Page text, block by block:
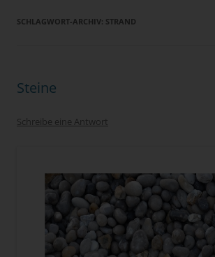
SCHLAGWORT-ARCHIV: STRAND
Steine
Schreibe eine Antwort